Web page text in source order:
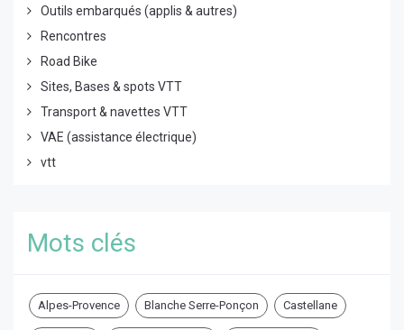
Outils embarqués (applis & autres)
Rencontres
Road Bike
Sites, Bases & spots VTT
Transport & navettes VTT
VAE (assistance électrique)
vtt
Mots clés
Alpes-Provence Blanche Serre-Ponçon Castellane